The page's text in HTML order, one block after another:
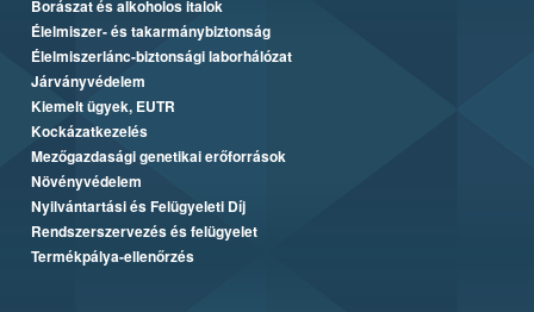
Borászat és alkoholos italok
Élelmiszer- és takarmánybiztonság
Élelmiszerlánc-biztonsági laborhálózat
Járványvédelem
Kiemelt ügyek, EUTR
Kockázatkezelés
Mezőgazdasági genetikai erőforrások
Növényvédelem
Nyilvántartási és Felügyeleti Díj
Rendszerszervezés és felügyelet
Termékpálya-ellenőrzés